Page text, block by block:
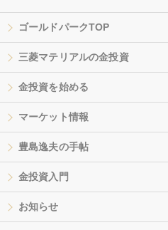
ゴールドパークTOP
三菱マテリアルの金投資
金投資を始める
マーケット情報
豊島逸夫の手帖
金投資入門
お知らせ